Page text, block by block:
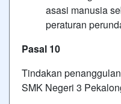
asasi manusia
peraturan
Pasal 10
Tindakan
SMK Negeri 3